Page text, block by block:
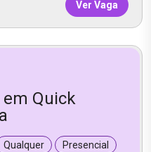
Ver Vaga
Quick
Qualquer Presencial